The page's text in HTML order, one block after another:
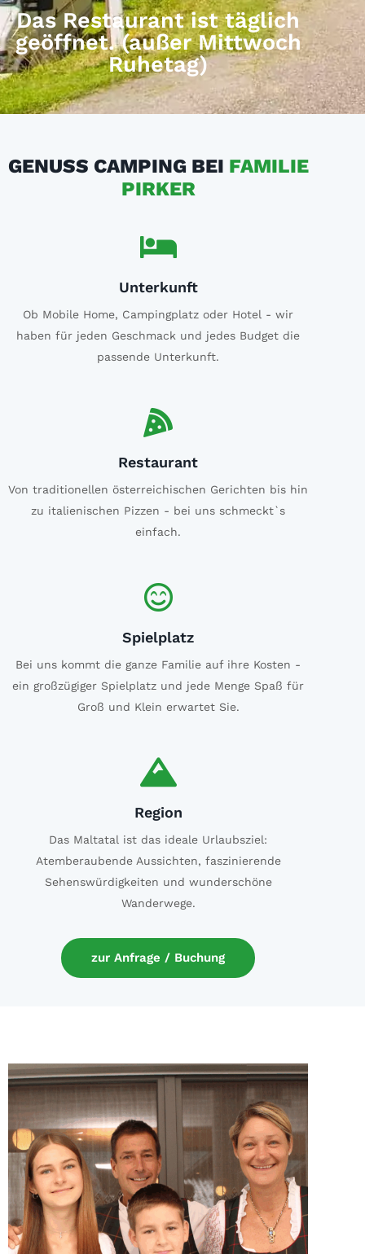
Das Restaurant ist täglich
geöffnet. (außer Mittwoch
Ruhetag)
GENUSS CAMPING BEI FAMILIE
PIRKER
Unterkunft
Ob Mobile Home, Campingplatz oder Hotel - wir
haben für jeden Geschmack und jedes Budget die
passende Unterkunft.
Restaurant
Von traditionellen österreichischen Gerichten bis hin
zu italienischen Pizzen - bei uns schmeckt`s
einfach.
Spielplatz
Bei uns kommt die ganze Familie auf ihre Kosten -
ein großzügiger Spielplatz und jede Menge Spaß für
Groß und Klein erwartet Sie.
Region
Das Maltatal ist das ideale Urlaubsziel:
Atemberaubende Aussichten, faszinierende
Sehenswürdigkeiten und wunderschöne
Wanderwege.
zur Anfrage / Buchung